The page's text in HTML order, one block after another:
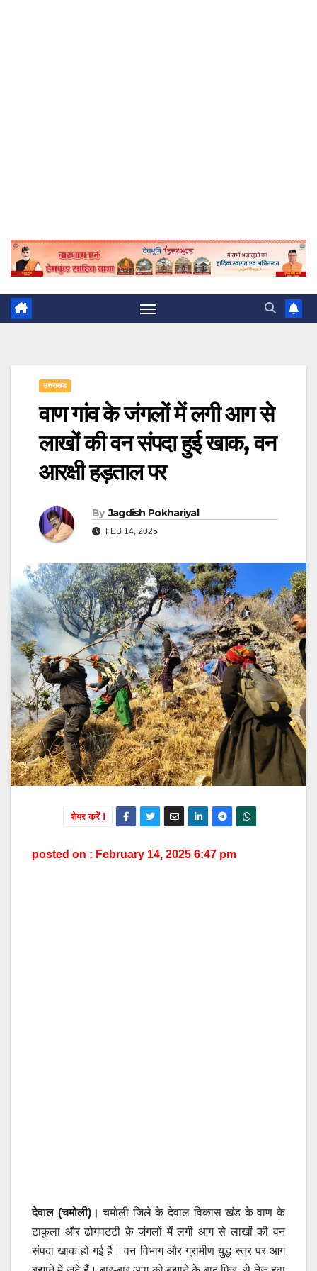
उत्तराखंड
वाण गांव के जंगलों में लगी आग से
लाखों की वन संपदा हुई खाक, वन
आरक्षी हड़ताल पर
By Jagdish Pokhariyal
FEB 14, 2025
शेयर करें !
posted on : February 14, 2025 6:47 pm
देवाल (चमोली)। चमोली जिले के देवाल विकास खंड के वाण के
टाकुला और ढोगपटटी के जंगलों में लगी आग से लाखों की वन
संपदा खाक हो गई है। वन विभाग और ग्रामीण युद्ध स्तर पर आग